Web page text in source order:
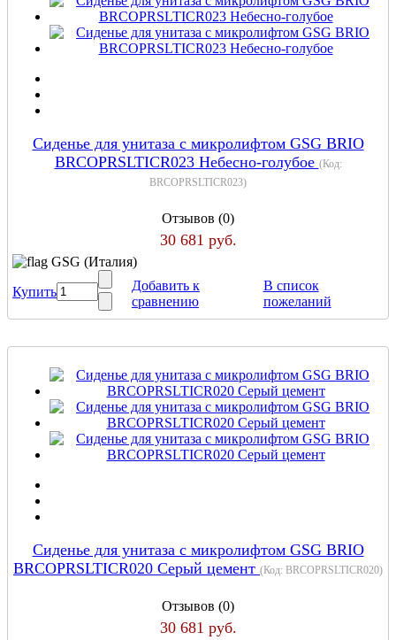
Сиденье для унитаза с микролифтом GSG BRIO
BRCOPRSLTICR023 Небесно-голубое (Код:
BRCOPRSLTICR023)
Отзывов (0)
30 681 руб.
GSG (Италия)
Купить
Добавить к
сравнению
В список
пожеланий
Сиденье для унитаза с микролифтом GSG BRIO
BRCOPRSLTICR020 Серый цемент (Код: BRCOPRSLTICR020)
Отзывов (0)
30 681 руб.